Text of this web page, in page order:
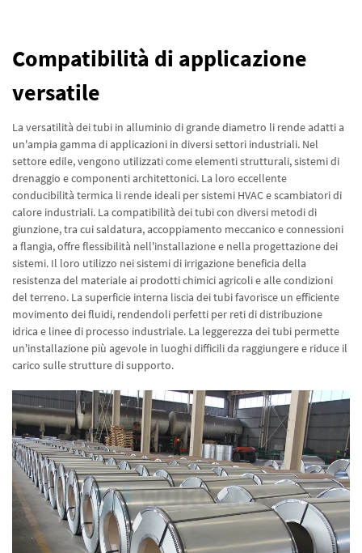
Compatibilità di applicazione
versatile
La versatilità dei tubi in alluminio di grande diametro li rende adatti a
un'ampia gamma di applicazioni in diversi settori industriali. Nel
settore edile, vengono utilizzati come elementi strutturali, sistemi di
drenaggio e componenti architettonici. La loro eccellente
conducibilità termica li rende ideali per sistemi HVAC e scambiatori di
calore industriali. La compatibilità dei tubi con diversi metodi di
giunzione, tra cui saldatura, accoppiamento meccanico e connessioni
a flangia, offre flessibilità nell'installazione e nella progettazione dei
sistemi. Il loro utilizzo nei sistemi di irrigazione beneficia della
resistenza del materiale ai prodotti chimici agricoli e alle condizioni
del terreno. La superficie interna liscia dei tubi favorisce un efficiente
movimento dei fluidi, rendendoli perfetti per reti di distribuzione
idrica e linee di processo industriale. La leggerezza dei tubi permette
un'installazione più agevole in luoghi difficili da raggiungere e riduce il
carico sulle strutture di supporto.